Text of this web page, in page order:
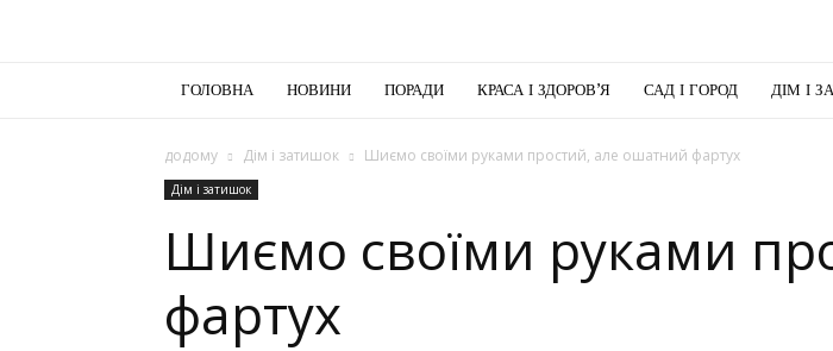
ГОЛОВНА НОВИНИ ПОРАДИ КРАСА І ЗДОРОВ’Я САД І ГОРОД ДІМ І
додому Дім і затишок Шиємо своїми руками простий, але ошатний фартух
Дім і затишок
Шиємо своїми руками
фартух